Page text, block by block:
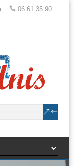
06 61 35 90